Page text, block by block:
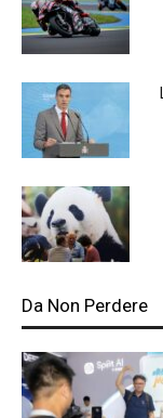
Da Non Perdere